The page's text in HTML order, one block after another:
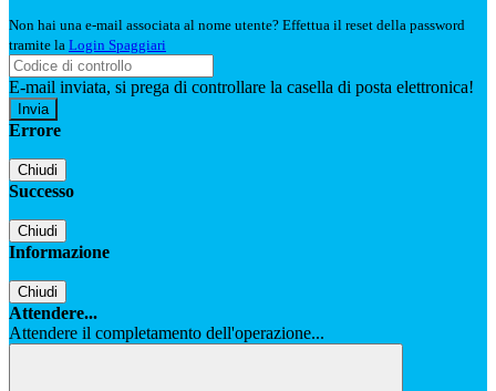
Non hai una e-mail associata al nome utente? Effettua il reset della password
tramite la Login Spaggiari
E-mail inviata, si prega di controllare la casella di posta elettronica!
Errore
Chiudi
Successo
Chiudi
Informazione
Chiudi
Attendere...
Attendere il completamento dell'operazione...